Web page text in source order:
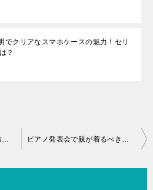
でクリアなスマホケースの魅力！セリ
？
ピアノで手首が痛い時の予防と対処方法！サポートアイテムの利用 ピアノ発表会で親が着るべき服装！あなたの完全ガイド